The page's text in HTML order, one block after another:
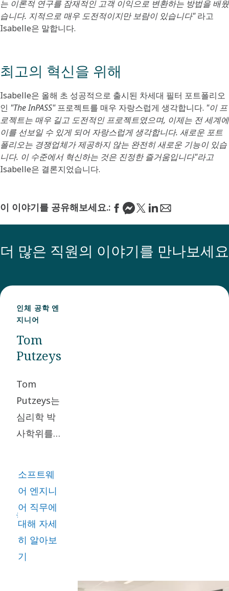
는 이론적 연구를 잠재적인 고객 이익으로 변환하는 방법을 배웠
습니다. 지적으로 매우 도전적이지만 보람이 있습니다"라고
Isabelle은 말합니다.
최고의 혁신을 위해
Isabelle은 올해 초 성공적으로 출시된 차세대 필터 포트폴리오
인 "The InPASS"프로젝트를 매우 자랑스럽게 생각합니다. "이 프
로젝트는 매우 길고 도전적인 프로젝트였으며, 이제는 전 세계에
이를 선보일 수 있게 되어 자랑스럽게 생각합니다. 새로운 포트
폴리오는 경쟁업체가 제공하지 않는 완전히 새로운 기능이 있습
니다. 이 수준에서 혁신하는 것은 진정한 즐거움입니다"라고
Isabelle은 결론지었습니다.
이 이야기를 공유해보세요.:
더 많은 직원의 이야기를 만나보세요
인체 공학 엔
지니어
Tom
Putzeys
Tom
Putzeys는
심리학 박
사학위를
소프트웨
어 엔지니
어링 분야
에서 커리
어를 시작
했습니다.
소프트웨
어 엔지니
어 직무에
대해 자세
히 알아보
기